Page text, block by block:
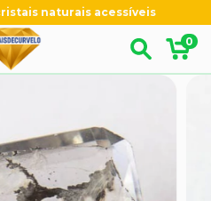
naturais acessíveis
0